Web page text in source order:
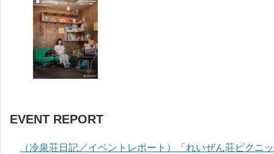
EVENT REPORT
（冷泉荘日記／イベントレポート）「れいぜん荘ピクニ